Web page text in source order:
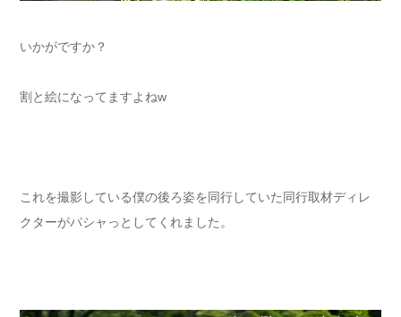
いかがですか？
割と絵になってますよねw
これを撮影している僕の後ろ姿を同行していた同行取材ディレ
クターがパシャっとしてくれました。